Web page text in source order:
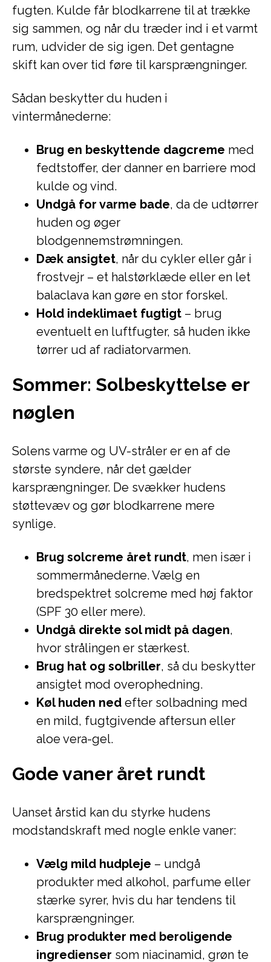
fugten. Kulde får blodkarrene til at trække
sig sammen, og når du træder ind i et varmt
rum, udvider de sig igen. Det gentagne
skift kan over tid føre til karsprængninger.
Sådan beskytter du huden i
vintermånederne:
Brug en beskyttende dagcreme med
fedtstoffer, der danner en barriere mod
kulde og vind.
Undgå for varme bade, da de udtørrer
huden og øger
blodgennemstrømningen.
Dæk ansigtet, når du cykler eller går i
frostvejr – et halstørklæde eller en let
balaclava kan gøre en stor forskel.
Hold indeklimaet fugtigt – brug
eventuelt en luftfugter, så huden ikke
tørrer ud af radiatorvarmen.
Sommer: Solbeskyttelse er
nøglen
Solens varme og UV-stråler er en af de
største syndere, når det gælder
karsprængninger. De svækker hudens
støttevæv og gør blodkarrene mere
synlige.
Brug solcreme året rundt, men især i
sommermånederne. Vælg en
bredspektret solcreme med høj faktor
(SPF 30 eller mere).
Undgå direkte sol midt på dagen,
hvor strålingen er stærkest.
Brug hat og solbriller, så du beskytter
ansigtet mod overophedning.
Køl huden ned efter solbadning med
en mild, fugtgivende aftersun eller
aloe vera-gel.
Gode vaner året rundt
Uanset årstid kan du styrke hudens
modstandskraft med nogle enkle vaner:
Vælg mild hudpleje – undgå
produkter med alkohol, parfume eller
stærke syrer, hvis du har tendens til
karsprængninger.
Brug produkter med beroligende
ingredienser som niacinamid, grøn te